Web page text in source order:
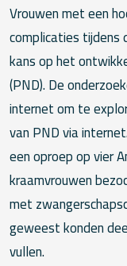
Vrouwen met een
complicaties tijdens
kans op het
(PND). De
internet om te
van PND via
een oproep op vier
kraamvrouwen
met
geweest konden
vullen.